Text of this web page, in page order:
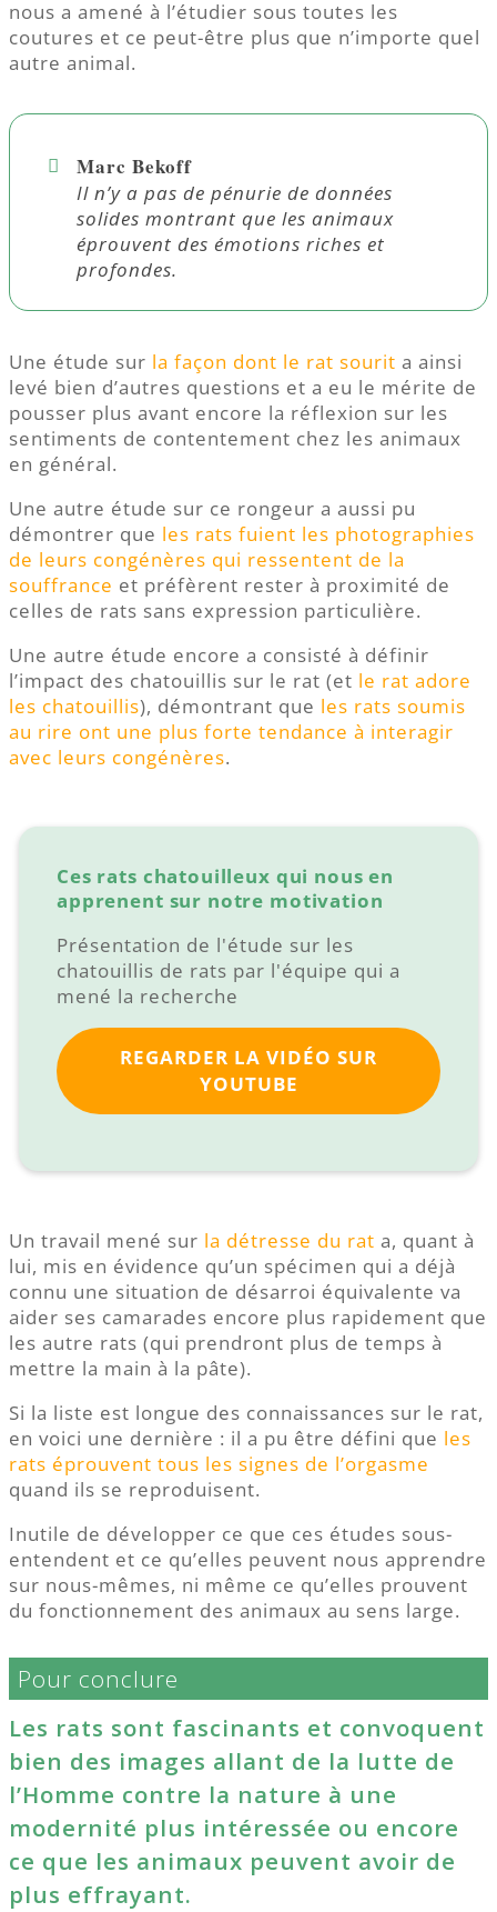
nous a amené à l’étudier sous toutes les
coutures et ce peut-être plus que n’importe quel
autre animal.
Marc Bekoff
Il n’y a pas de pénurie de données
solides montrant que les animaux
éprouvent des émotions riches et
profondes.
Une étude sur la façon dont le rat sourit a ainsi
levé bien d’autres questions et a eu le mérite de
pousser plus avant encore la réflexion sur les
sentiments de contentement chez les animaux
en général.
Une autre étude sur ce rongeur a aussi pu
démontrer que les rats fuient les photographies
de leurs congénères qui ressentent de la
souffrance et préfèrent rester à proximité de
celles de rats sans expression particulière.
Une autre étude encore a consisté à définir
l’impact des chatouillis sur le rat (et le rat adore
les chatouillis), démontrant que les rats soumis
au rire ont une plus forte tendance à interagir
avec leurs congénères.
Ces rats chatouilleux qui nous en
apprenent sur notre motivation
Présentation de l'étude sur les
chatouillis de rats par l'équipe qui a
mené la recherche
REGARDER LA VIDÉO SUR
YOUTUBE
Un travail mené sur la détresse du rat a, quant à
lui, mis en évidence qu’un spécimen qui a déjà
connu une situation de désarroi équivalente va
aider ses camarades encore plus rapidement que
les autre rats (qui prendront plus de temps à
mettre la main à la pâte).
Si la liste est longue des connaissances sur le rat,
en voici une dernière : il a pu être défini que les
rats éprouvent tous les signes de l’orgasme
quand ils se reproduisent.
Inutile de développer ce que ces études sous-
entendent et ce qu’elles peuvent nous apprendre
sur nous-mêmes, ni même ce qu’elles prouvent
du fonctionnement des animaux au sens large.
Pour conclure
Les rats sont fascinants et convoquent
bien des images allant de la lutte de
l’Homme contre la nature à une
modernité plus intéressée ou encore
ce que les animaux peuvent avoir de
plus effrayant.